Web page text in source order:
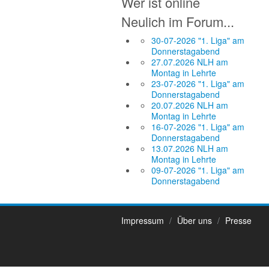
Neulich im Forum...
30-07-2026 "1. Liga" am
Donnerstagabend
27.07.2026 NLH am
Montag in Lehrte
23-07-2026 "1. Liga" am
Donnerstagabend
20.07.2026 NLH am
Montag in Lehrte
16-07-2026 "1. Liga" am
Donnerstagabend
13.07.2026 NLH am
Montag in Lehrte
09-07-2026 "1. Liga" am
Donnerstagabend
Impressum Über uns Presse